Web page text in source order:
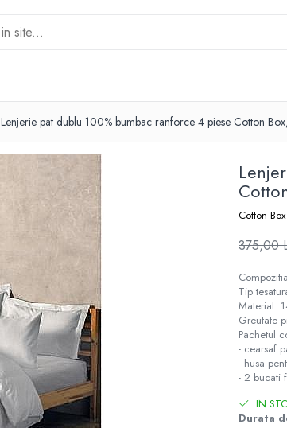
Lenjerie pat dublu 100% bumbac ranforce 4 piese Cotton
Cotton Box
375,00
Tip
Material:
Greutate
Pachetul
- cearsaf
- husa
- 2 bucati
IN
Durata